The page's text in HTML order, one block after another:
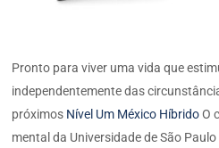
Pronto para viver uma vida que
independentemente das
próximos Nível Um México Híbrido O
mental da Universidade de São